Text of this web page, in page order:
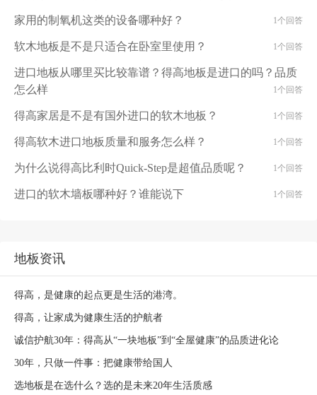
家用的制氧机这类的设备哪种好？ 1个回答
软木地板是不是只适合在卧室里使用？ 1个回答
进口地板从哪里买比较靠谱？得高地板是进口的吗？品质
怎么样
1个回答
得高家居是不是有国外进口的软木地板？ 1个回答
得高软木进口地板质量和服务怎么样？ 1个回答
为什么说得高比利时Quick-Step是超值品质呢？ 1个回答
进口的软木墙板哪种好？谁能说下 1个回答
地板资讯
得高，是健康的起点更是生活的港湾。
得高，让家成为健康生活的护航者
诚信护航30年：得高从“一块地板”到“全屋健康”的品质进化论
30年，只做一件事：把健康带给国人
选地板是在选什么？选的是未来20年生活质感